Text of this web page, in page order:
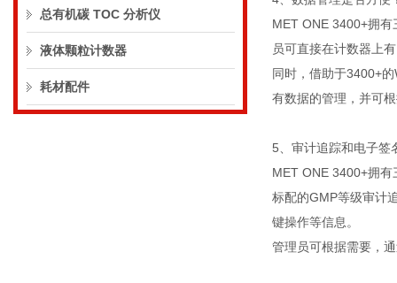
总有机碳 TOC 分析仪
液体颗粒计数器
耗材配件
MET ONE 3400+拥
员可直接在计数器上
同时，借助于3400+
有数据的管理，并可
5、审计追踪和电子签
MET ONE 3400+拥
标配的GMP等级审计
键操作等信息。
管理员可根据需要，